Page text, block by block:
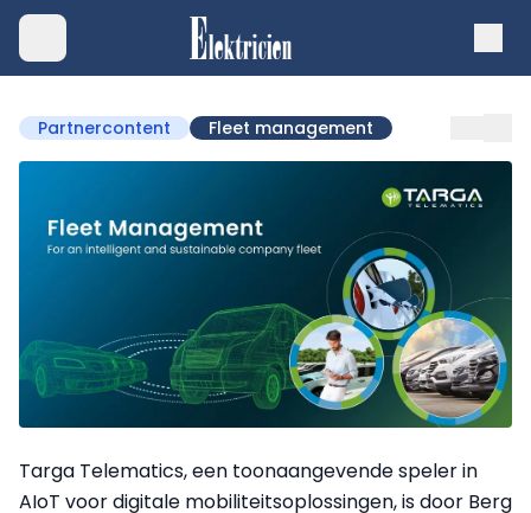
Partnercontent Fleet management
Targa Telematics, een toonaangevende speler in
AIoT voor digitale mobiliteitsoplossingen, is door Berg